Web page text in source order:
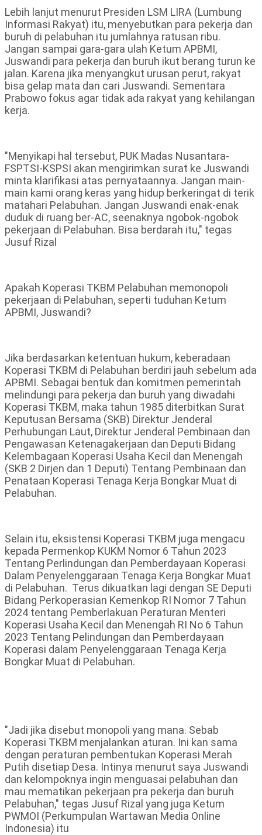
Lebih lanjut menurut Presiden LSM LIRA (Lumbung
Informasi Rakyat) itu, menyebutkan para pekerja dan
buruh di pelabuhan itu jumlahnya ratusan ribu.
Jangan sampai gara-gara ulah Ketum APBMI,
Juswandi para pekerja dan buruh ikut berang turun ke
jalan. Karena jika menyangkut urusan perut, rakyat
bisa gelap mata dan cari Juswandi. Sementara
Prabowo fokus agar tidak ada rakyat yang kehilangan
kerja.
"Menyikapi hal tersebut, PUK Madas Nusantara-
FSPTSI-KSPSI akan mengirimkan surat ke Juswandi
minta klarifikasi atas pernyataannya. Jangan main-
main kami orang keras yang hidup berkeringat di terik
matahari Pelabuhan. Jangan Juswandi enak-enak
duduk di ruang ber-AC, seenaknya ngobok-ngobok
pekerjaan di Pelabuhan. Bisa berdarah itu," tegas
Jusuf Rizal
Apakah Koperasi TKBM Pelabuhan memonopoli
pekerjaan di Pelabuhan, seperti tuduhan Ketum
APBMI, Juswandi?
Jika berdasarkan ketentuan hukum, keberadaan
Koperasi TKBM di Pelabuhan berdiri jauh sebelum ada
APBMI. Sebagai bentuk dan komitmen pemerintah
melindungi para pekerja dan buruh yang diwadahi
Koperasi TKBM, maka tahun 1985 diterbitkan Surat
Keputusan Bersama (SKB) Direktur Jenderal
Perhubungan Laut, Direktur Jenderal Pembinaan dan
Pengawasan Ketenagakerjaan dan Deputi Bidang
Kelembagaan Koperasi Usaha Kecil dan Menengah
(SKB 2 Dirjen dan 1 Deputi) Tentang Pembinaan dan
Penataan Koperasi Tenaga Kerja Bongkar Muat di
Pelabuhan.
Selain itu, eksistensi Koperasi TKBM juga mengacu
kepada Permenkop KUKM Nomor 6 Tahun 2023
Tentang Perlindungan dan Pemberdayaan Koperasi
Dalam Penyelenggaraan Tenaga Kerja Bongkar Muat
di Pelabuhan. Terus dikuatkan lagi dengan SE Deputi
Bidang Perkoperasian Kemenkop RI Nomor 7 Tahun
2024 tentang Pemberlakuan Peraturan Menteri
Koperasi Usaha Kecil dan Menengah RI No 6 Tahun
2023 Tentang Pelindungan dan Pemberdayaan
Koperasi dalam Penyelenggaraan Tenaga Kerja
Bongkar Muat di Pelabuhan.
"Jadi jika disebut monopoli yang mana. Sebab
Koperasi TKBM menjalankan aturan. Ini kan sama
dengan peraturan pembentukan Koperasi Merah
Putih disetiap Desa. Intinya menurut saya Juswandi
dan kelompoknya ingin menguasai pelabuhan dan
mau mematikan pekerjaan pra pekerja dan buruh
Pelabuhan," tegas Jusuf Rizal yang juga Ketum
PWMOI (Perkumpulan Wartawan Media Online
Indonesia) itu